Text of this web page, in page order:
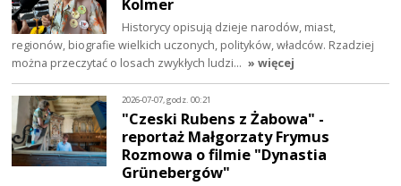
Kolmer
Historycy opisują dzieje narodów, miast,
regionów, biografie wielkich uczonych, polityków, władców. Rzadziej
można przeczytać o losach zwykłych ludzi… » więcej
2026-07-07, godz. 00:21
"Czeski Rubens z Żabowa" -
reportaż Małgorzaty Frymus
Rozmowa o filmie "Dynastia
Grünebergów"